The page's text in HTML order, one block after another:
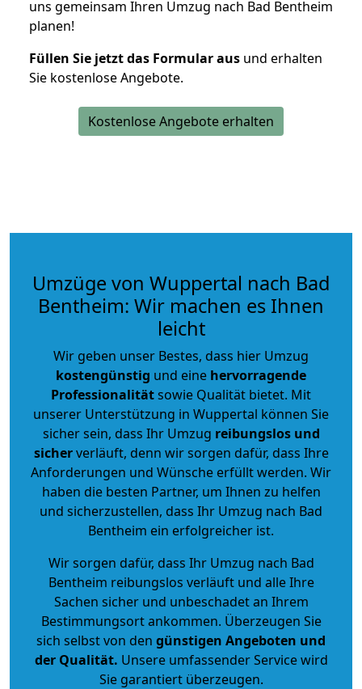
uns gemeinsam Ihren Umzug nach Bad Bentheim
planen!
Füllen Sie jetzt das Formular aus und erhalten
Sie kostenlose Angebote.
Kostenlose Angebote erhalten
Umzüge von Wuppertal nach Bad
Bentheim: Wir machen es Ihnen
leicht
Wir geben unser Bestes, dass hier Umzug
kostengünstig und eine hervorragende
Professionalitätsowie Qualität bietet. Mit
unserer Unterstützung in Wuppertal können Sie
sicher sein, dass Ihr Umzug reibungslos und
sicherverläuft, denn wir sorgen dafür, dass Ihre
Anforderungen und Wünsche erfüllt werden. Wir
haben die besten Partner, um Ihnen zu helfen
und sicherzustellen, dass Ihr Umzug nach Bad
Bentheim ein erfolgreicher ist.
Wir sorgen dafür, dass Ihr Umzug nach Bad
Bentheim reibungslos verläuft und alle Ihre
Sachen sicher und unbeschadet an Ihrem
Bestimmungsort ankommen. Überzeugen Sie
sich selbst von den günstigen Angeboten und
der Qualität. Unsere umfassender Service wird
Sie garantiert überzeugen.